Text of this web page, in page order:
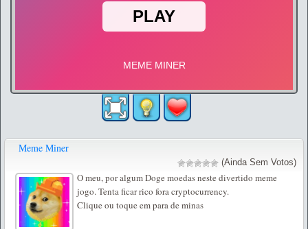
Meme Miner
(Ainda Sem Votos)
O meu, por algum Doge moedas neste divertido meme
jogo. Tenta ficar rico fora cryptocurrency.
Clique ou toque em para de minas